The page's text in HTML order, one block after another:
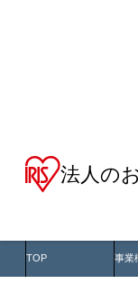
法人の
TOP 事業